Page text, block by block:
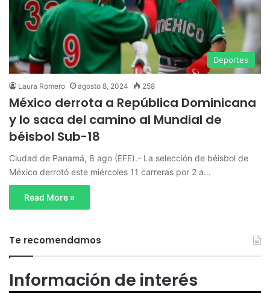
Deportes
Laura Romero agosto 8, 2024 258
México derrota a República Dominicana
y lo saca del camino al Mundial de
béisbol Sub-18
Ciudad de Panamá, 8 ago (EFE).- La selección de béisbol de
México derrotó este miércoles 11 carreras por 2 a…
Read More »
Te recomendamos
Información de interés